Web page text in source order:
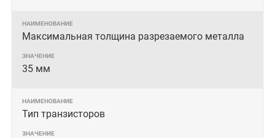
Максимальная толщина разрезаемого металла
35 мм
Тип транзисторов